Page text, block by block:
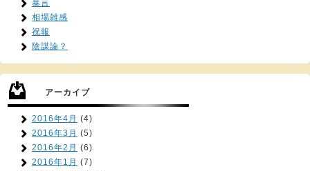
暴言
相場雑感
祝報
陰謀論？
アーカイブ
2016年4月 (4)
2016年3月 (5)
2016年2月 (6)
2016年1月 (7)